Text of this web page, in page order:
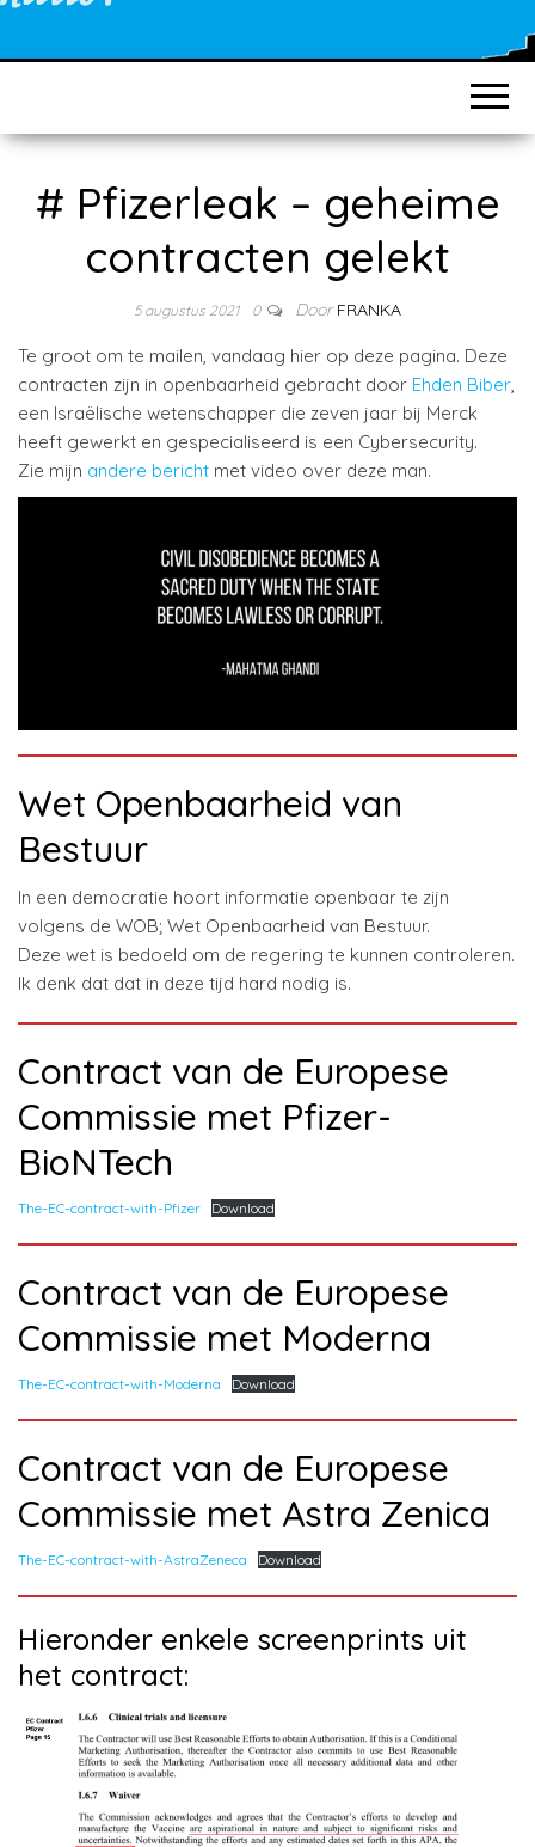
# Pfizerleak – geheime
contracten gelekt
5 augustus 2021 0 Door FRANKA
Te groot om te mailen, vandaag hier op deze pagina. Deze
contracten zijn in openbaarheid gebracht door Ehden Biber,
een Israëlische wetenschapper die zeven jaar bij Merck
heeft gewerkt en gespecialiseerd is een Cybersecurity.
Zie mijn andere bericht met video over deze man.
Wet Openbaarheid van
Bestuur
In een democratie hoort informatie openbaar te zijn
volgens de WOB; Wet Openbaarheid van Bestuur.
Deze wet is bedoeld om de regering te kunnen controleren.
Ik denk dat dat in deze tijd hard nodig is.
Contract van de Europese
Commissie met Pfizer-
BioNTech
The-EC-contract-with-Pfizer Download
Contract van de Europese
Commissie met Moderna
The-EC-contract-with-Moderna Download
Contract van de Europese
Commissie met Astra Zenica
The-EC-contract-with-AstraZeneca Download
Hieronder enkele screenprints uit
het contract: